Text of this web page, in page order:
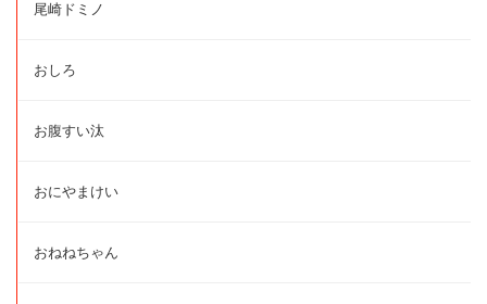
尾崎ドミノ
おしろ
お腹すい汰
おにやまけい
おねねちゃん